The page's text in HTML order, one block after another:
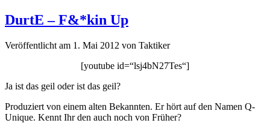
DurtE – F&*kin Up
Veröffentlicht am 1. Mai 2012 von Taktiker
[youtube id=“lsj4bN27Tes“]
Ja ist das geil oder ist das geil?
Produziert von einem alten Bekannten. Er hört auf den Namen Q-
Unique. Kennt Ihr den auch noch von Früher?